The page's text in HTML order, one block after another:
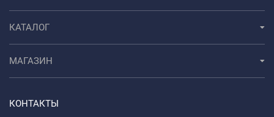
КАТАЛОГ
МАГАЗИН
КОНТАКТЫ